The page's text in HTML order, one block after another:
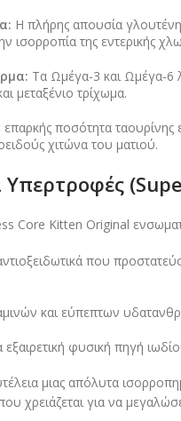
Η πλήρης απουσία
ισορροπία της εντερικής
Τα Ωμέγα-3 και Ωμέγα-6
μεταξένιο τρίχωμα.
επαρκής ποσότητα ταουρίνης
χιτώνα του ματιού.
Core Kitten Original
που
και εύπεπτων
εξαιρετική φυσική πηγή
μιας απόλυτα
χρειάζεται για να